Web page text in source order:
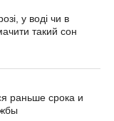
у воді чи в
такий сон
раньше срока и